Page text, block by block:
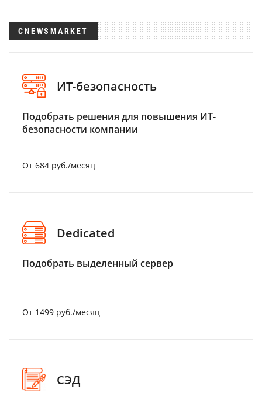
CNEWSMARKET
ИТ-безопасность
Подобрать решения для повышения ИТ-
безопасности компании
От 684 руб./месяц
Dedicated
Подобрать выделенный сервер
От 1499 руб./месяц
СЭД